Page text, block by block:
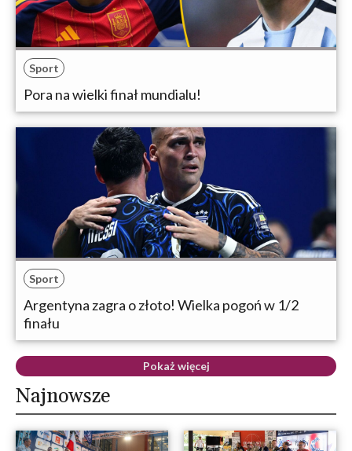
Sport
Pora na wielki finał mundialu!
Sport
Argentyna zagra o złoto! Wielka pogoń w 1/2
finału
Pokaż więcej
Najnowsze